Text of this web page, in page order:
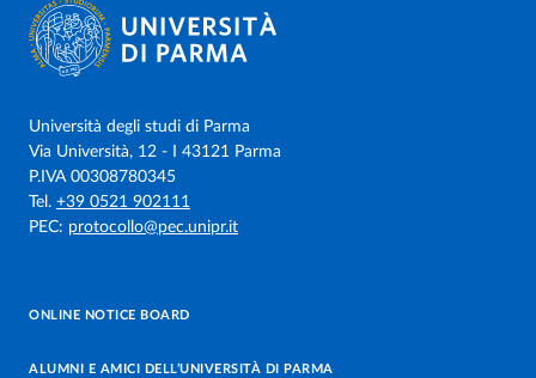
Università degli studi di Parma
Via Università, 12 - I 43121 Parma
P.IVA 00308780345
Tel. +39 0521 902111
PEC: protocollo@pec.unipr.it
ONLINE NOTICE BOARD
ALUMNI E AMICI DELL’UNIVERSITÀ DI PARMA